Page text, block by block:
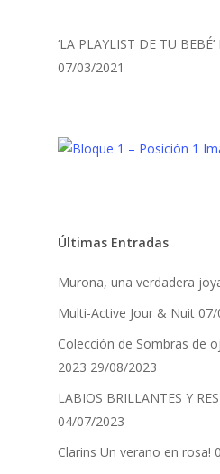
‘LA PLAYLIST DE TU
07/03/2021
Últimas Entradas
Murona, una verdadera
Multi-Active Jour & Nuit
Colección de Sombras de
2023 29/08/2023
LABIOS BRILLANTES Y
04/07/2023
Clarins Un verano en rosa!